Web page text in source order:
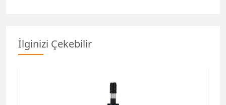
İlginizi Çekebilir